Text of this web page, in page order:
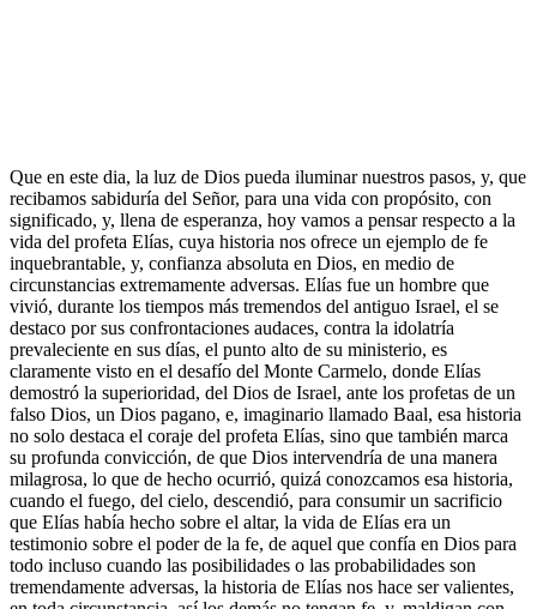
Que en este dia, la luz de Dios pueda iluminar nuestros pasos, y, que
recibamos sabiduría del Señor, para una vida con propósito, con
significado, y, llena de esperanza, hoy vamos a pensar respecto a la
vida del profeta Elías, cuya historia nos ofrece un ejemplo de fe
inquebrantable, y, confianza absoluta en Dios, en medio de
circunstancias extremamente adversas. Elías fue un hombre que
vivió, durante los tiempos más tremendos del antiguo Israel, el se
destaco por sus confrontaciones audaces, contra la idolatría
prevaleciente en sus días, el punto alto de su ministerio, es
claramente visto en el desafío del Monte Carmelo, donde Elías
demostró la superioridad, del Dios de Israel, ante los profetas de un
falso Dios, un Dios pagano, e, imaginario llamado Baal, esa historia
no solo destaca el coraje del profeta Elías, sino que también marca
su profunda convicción, de que Dios intervendría de una manera
milagrosa, lo que de hecho ocurrió, quizá conozcamos esa historia,
cuando el fuego, del cielo, descendió, para consumir un sacrificio
que Elías había hecho sobre el altar, la vida de Elías era un
testimonio sobre el poder de la fe, de aquel que confía en Dios para
todo incluso cuando las posibilidades o las probabilidades son
tremendamente adversas, la historia de Elías nos hace ser valientes,